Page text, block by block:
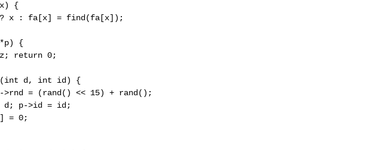
{
x : fa[x] = find(fa[x]);
{
return 0;
d, int id) {
>rnd = (rand() << 15) + rand();
d; p->id = id;
= 0;